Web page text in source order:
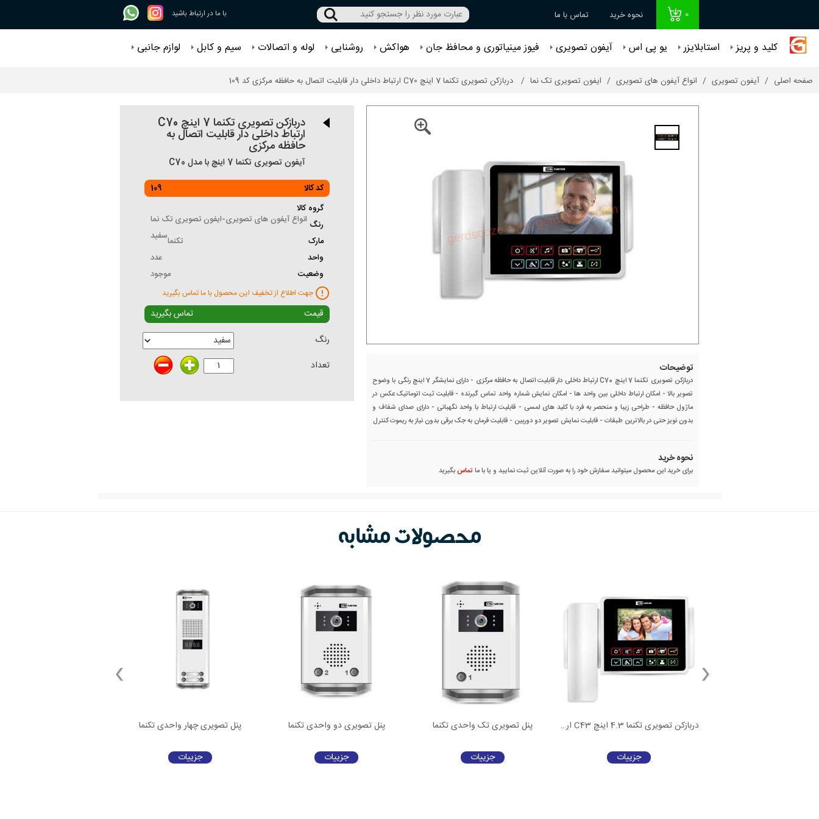
0 نحوه خرید تماس با ما با ما در ارتباط باشید
کلید و پریز استابلایزر یو پی اس آیفون تصویری فیوز مینیاتوری و محافظ جان هواکش روشنایی لوله و اتصالات سیم و کابل لوازم جانبی
صفحه اصلی آیفون تصویری انواع آیفون های تصویری ایفون تصویری تک نما دربازکن تصویری تکنما 7 اینچ C70 ارتباط داخلی دار قابلیت اتصال به حافظه مرکزی کد 109
توضیحات
دربازکن تصویری تکنما 7 اینچ C70 ارتباط داخلی دار قابلیت اتصال به حافظه مرکزی - دارای نمایشگر 7 اینچ رنگی با وضوح
تصویر بالا - امکان ارتباط داخلی بین واحد ها - امکان نمایش شماره واحد تماس گیرنده - قابلیت ثبت اتوماتیک عکس در
ماژول حافظه - طراحی زیبا و منحصر به فرد با کلید های لمسی - قابلیت ارتباط با واحد نگهبانی - دارای صدای شفاف و
بدون نویز حتی در بالاترین طبقات - قابلیت نمایش تصویر دو دوربین - قابلیت فرمان به جک برقی بدون نیاز به ریموت کنترل
نحوه خرید
برای خرید این محصول میتوانید سفارش خود را به صورت آنلاین ثبت نمایید و یا با ما تماسبگیرید
دربازکن تصویری تکنما 7 اینچ C70
ارتباط داخلی دار قابلیت اتصال به
حافظه مرکزی
آیفون تصویری تکنما 7 اینچ با مدل C70
کد کالا
109
گروه کالا
انواع آیفون های تصویری-ایفون تصویری تک نما رنگ
سفید
مارک
تکنما
واحد
عدد
وضعیت
موجود
جهت اطلاع از تخفیف این محصول با ما تماس بگیرید
قیمت
تماس بگیرید
رنگ
تعداد
دربازکن تصویری تکنما 4.3 اینچ C43 ارتباط داخلی
جزییات
پنل تصویری تک واحدی تکنما
جزییات
پنل تصویری دو واحدی تکنما
جزییات
پنل تصویری چهار واحدی تکنما
جزییات